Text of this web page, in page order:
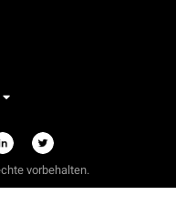
vorbehalten.